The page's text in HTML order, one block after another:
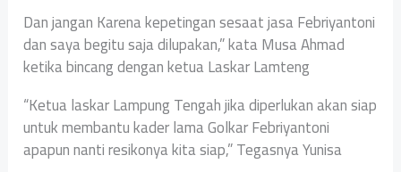
Dan jangan Karena kepetingan sesaat jasa Febriyantoni
dan saya begitu saja dilupakan,” kata Musa Ahmad
ketika bincang dengan ketua Laskar Lamteng
“Ketua laskar Lampung Tengah jika diperlukan akan siap
untuk membantu kader lama Golkar Febriyantoni
apapun nanti resikonya kita siap,” Tegasnya Yunisa